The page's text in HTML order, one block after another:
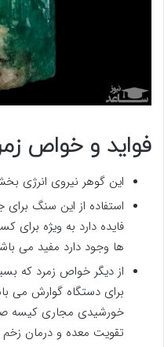
فواید و خواص
این گوهر نیروی انرژی
استفاده از این سنگ
فایده دارد به ویژه برای
ها وجود دارد مفید می
از دیگر خواص زمرد که
برای دستگاه گوارش می
خورشیدی مجاری کیسه
تقویت معده و درمان